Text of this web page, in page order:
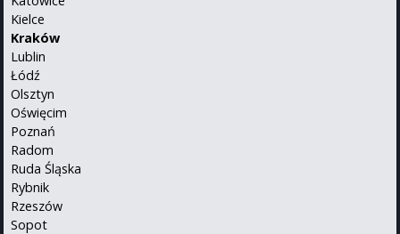
Kielce
Kraków
Lublin
Łódź
Olsztyn
Oświęcim
Poznań
Radom
Ruda Śląska
Rybnik
Rzeszów
Sopot